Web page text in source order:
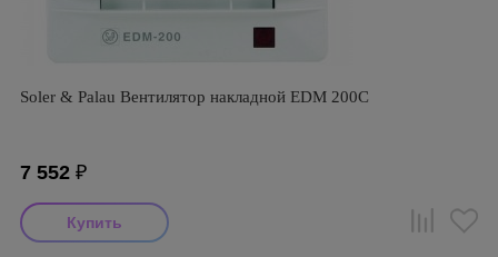
Soler & Palau Вентилятор накладной EDM 200C
7 552 ₽